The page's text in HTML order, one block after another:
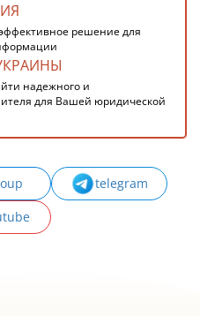
решение для
надежного и
для Вашей юридической
telegram